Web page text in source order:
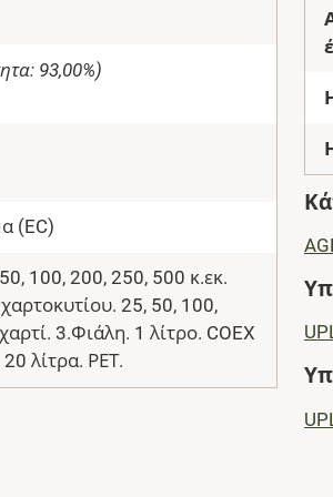
93,00%)
(EC)
100, 200, 250, 500 κ.εκ.
25, 50, 100,
3.Φιάλη. 1 λίτρο. COEX
λίτρα. ΡΕΤ.